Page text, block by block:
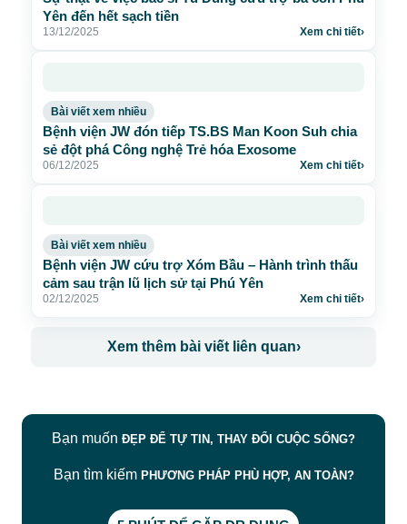
Yên đến hết sạch tiền
13/12/2025 Xem chi tiết›
Bài viết xem nhiều
Bệnh viện JW đón tiếp TS.BS Man Koon Suh chia
sẻ đột phá Công nghệ Trẻ hóa Exosome
06/12/2025 Xem chi tiết›
Bài viết xem nhiều
Bệnh viện JW cứu trợ Xóm Bầu – Hành trình thấu
cảm sau trận lũ lịch sử tại Phú Yên
02/12/2025 Xem chi tiết›
Xem thêm bài viết liên quan›
Bạn muốn ĐẸP ĐỂ TỰ TIN, THAY ĐỔI CUỘC SỐNG?
Bạn tìm kiếm PHƯƠNG PHÁP PHÙ HỢP, AN TOÀN?